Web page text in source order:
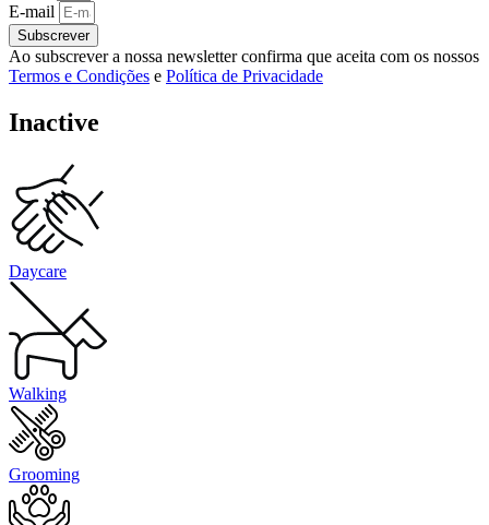
E-mail
Subscrever
Ao subscrever a nossa newsletter confirma que aceita com os nossos
Termos e Condições e Política de Privacidade
Inactive
Daycare
Walking
Grooming